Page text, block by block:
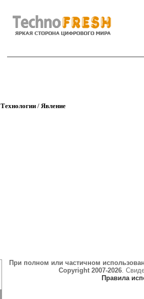
Технологии / Явление
При полном или частичном
Copyright 2007-2026.
Правила